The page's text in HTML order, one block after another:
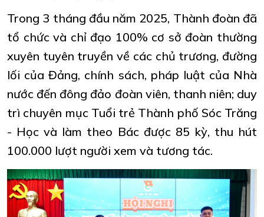
Trong 3 tháng đầu năm 2025, Thành đoàn đã
tổ chức và chỉ đạo 100% cơ sở đoàn thường
xuyên tuyên truyền về các chủ trương, đường
lối của Đảng, chính sách, pháp luật của Nhà
nước đến đông đảo đoàn viên, thanh niên; duy
trì chuyên mục Tuổi trẻ Thành phố Sóc Trăng
- Học và làm theo Bác được 85 kỳ, thu hút
100.000 lượt người xem và tương tác.